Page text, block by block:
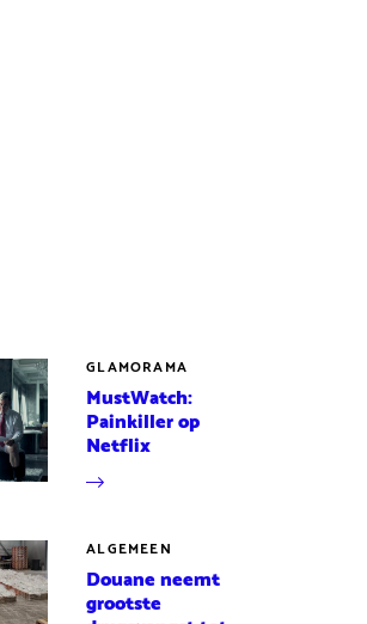
GLAMORAMA
MustWatch:
Painkiller op
Netflix
ALGEMEEN
Douane neemt
grootste